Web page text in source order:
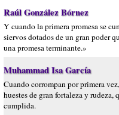
Raúl González Bórnez
Y cuando la primera promesa se
siervos dotados de un gran poder
una promesa terminante.»
Muhammad Isa García
Cuando corrompan por primera
huestes de gran fortaleza y rudeza,
cumplida.